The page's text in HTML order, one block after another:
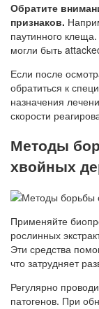
Обратите
признаков.
паутинного
могли быть
Если после
обратиться к
назначения
скорости
Методы
хвойных
Применяйте
рослинных
Эти средства
что затрудняет
Регулярно
патогенов. При